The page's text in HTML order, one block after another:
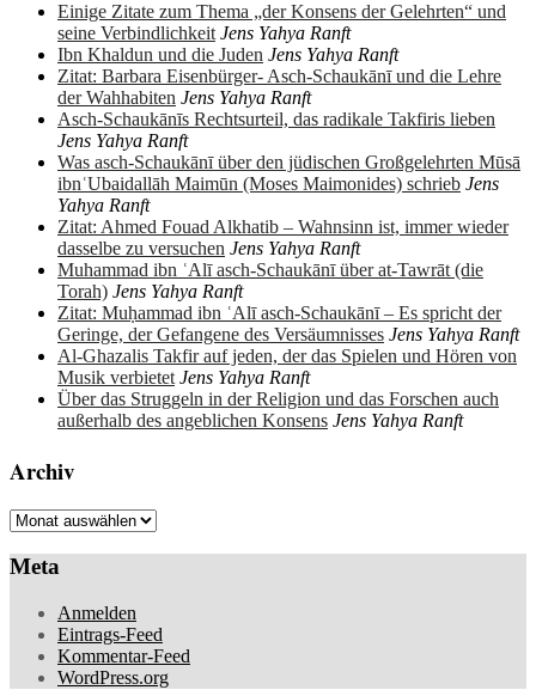
Einige Zitate zum Thema „der Konsens der Gelehrten“ und
seine Verbindlichkeit Jens Yahya Ranft
Ibn Khaldun und die Juden Jens Yahya Ranft
Zitat: Barbara Eisenbürger- Asch-Schaukānī und die Lehre
der Wahhabiten Jens Yahya Ranft
Asch-Schaukānīs Rechtsurteil, das radikale Takfiris lieben
Jens Yahya Ranft
Was asch-Schaukānī über den jüdischen Großgelehrten Mūsā
ibnʿUbaidallāh Maimūn (Moses Maimonides) schrieb Jens
Yahya Ranft
Zitat: Ahmed Fouad Alkhatib – Wahnsinn ist, immer wieder
dasselbe zu versuchen Jens Yahya Ranft
Muhammad ibn ʿAlī asch-Schaukānī über at-Tawrāt (die
Torah) Jens Yahya Ranft
Zitat: Muḥammad ibn ʿAlī asch-Schaukānī – Es spricht der
Geringe, der Gefangene des Versäumnisses Jens Yahya Ranft
Al-Ghazalis Takfir auf jeden, der das Spielen und Hören von
Musik verbietet Jens Yahya Ranft
Über das Struggeln in der Religion und das Forschen auch
außerhalb des angeblichen Konsens Jens Yahya Ranft
Archiv
Archiv
Meta
Anmelden
Eintrags-Feed
Kommentar-Feed
WordPress.org